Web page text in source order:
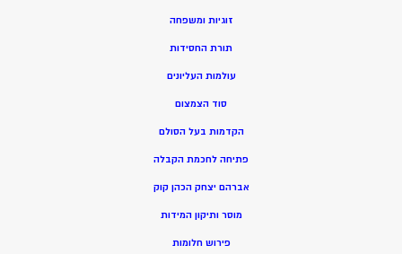
זוגיות ומשפחה
תורת החסידות
עולמות העליונים
סוד הצמצום
הקדמות בעל הסולם
פתיחה לחכמת הקבלה
אברהם יצחק הכהן קוק
מוסר ותיקון המידות
פירוש חלומות